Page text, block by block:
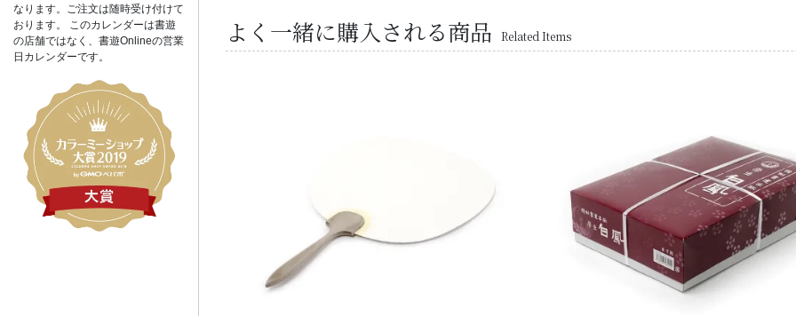
よく一緒に購入される商品 Related Items
なります。ご注文は随時受け付けて
おります。 このカレンダーは書遊
の店舗ではなく、書遊Onlineの営業
日カレンダーです。